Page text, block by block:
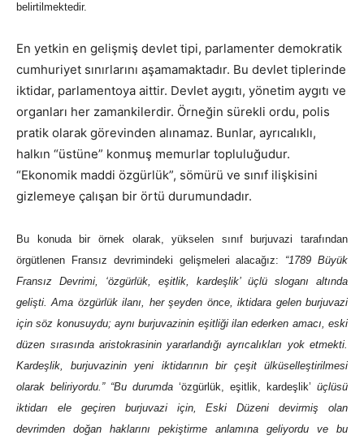
belirtilmektedir.
En yetkin en gelişmiş devlet tipi, parlamenter demokratik
cumhuriyet sınırlarını aşamamaktadır. Bu devlet tiplerinde
iktidar, parlamentoya aittir. Devlet aygıtı, yönetim aygıtı ve
organları her zamankilerdir. Örneğin sürekli ordu, polis
pratik olarak görevinden alınamaz. Bunlar, ayrıcalıklı,
halkın “üstüne” konmuş memurlar topluluğudur.
“Ekonomik maddi özgürlük”, sömürü ve sınıf ilişkisini
gizlemeye çalışan bir örtü durumundadır.
Bu konuda bir örnek olarak, yükselen sınıf burjuvazi tarafından
örgütlenen Fransız devrimindeki gelişmeleri alacağız: “1789 Büyük
Fransız Devrimi, ‘özgürlük, eşitlik, kardeşlik’ üçlü sloganı altında
gelişti. Ama özgürlük ilanı, her şeyden önce, iktidara gelen burjuvazi
için söz konusuydu; aynı burjuvazinin eşitliği ilan ederken amacı, eski
düzen sırasında aristokrasinin yararlandığı ayrıcalıkları yok etmekti.
Kardeşlik, burjuvazinin yeni iktidarının bir çeşit ülküselleştirilmesi
olarak beliriyordu.” “Bu durumda ‘özgürlük, eşitlik, kardeşlik’ üçlüsü
iktidarı ele geçiren burjuvazi için, Eski Düzeni devirmiş olan
devrimden doğan haklarını pekiştirme anlamına geliyordu ve bu